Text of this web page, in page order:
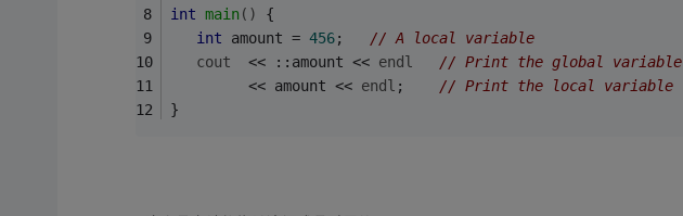
int main()
{
int amount = 456; // A local variable
cout
  << ::amount <<
endl
// Print the global variable
         << amount <<
endl ; // Print the local variable
}